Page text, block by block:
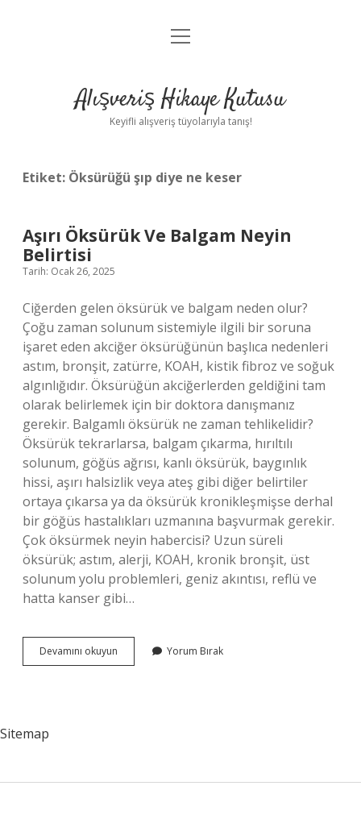
Anasayfa
Yasal Uyarı
menüyü
Alışveriş Hikaye Kutusu
Keyifli alışveriş tüyolarıyla tanış!
Etiket: Öksürüğü şıp diye ne keser
Aşırı Öksürük Ve Balgam Neyin
Belirtisi
Tarih: Ocak 26, 2025
Ciğerden gelen öksürük ve balgam neden olur?
Çoğu zaman solunum sistemiyle ilgili bir soruna
işaret eden akciğer öksürüğünün başlıca nedenleri
astım, bronşit, zatürre, KOAH, kistik fibroz ve soğuk
algınlığıdır. Öksürüğün akciğerlerden geldiğini tam
olarak belirlemek için bir doktora danışmanız
gerekir. Balgamlı öksürük ne zaman tehlikelidir?
Öksürük tekrarlarsa, balgam çıkarma, hırıltılı
solunum, göğüs ağrısı, kanlı öksürük, baygınlık
hissi, aşırı halsizlik veya ateş gibi diğer belirtiler
ortaya çıkarsa ya da öksürük kronikleşmişse derhal
bir göğüs hastalıkları uzmanına başvurmak gerekir.
Çok öksürmek neyin habercisi? Uzun süreli
öksürük; astım, alerji, KOAH, kronik bronşit, üst
solunum yolu problemleri, geniz akıntısı, reflü ve
hatta kanser gibi…
Devamını okuyun
Öksürük
Yorum Bırak
Sitemap